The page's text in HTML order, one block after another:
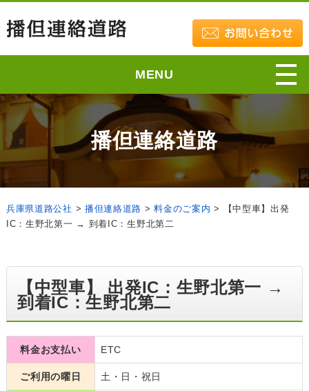
MENU
播但連絡道路
兵庫県道路公社 > 播但連絡道路 >料金のご案内 >
【中型車】出発
IC：生野北第一 → 到着IC：生野北第二
【中型車】 出発IC：生野北第一 →
到着IC：生野北第二
料金お支払い ETC
ご利用の曜日 土・日・祝日